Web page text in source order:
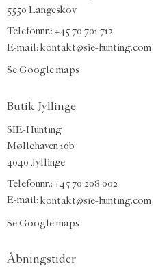
5550 Langeskov
Telefonnr.: +45 70 701 712
E-mail: kontakt@sie-hunting.com
Se Google maps
Butik Jyllinge
SIE-Hunting
Møllehaven 16b
4040 Jyllinge
Telefonnr.: +45 70 208 002
E-mail: kontakt@sie-hunting.com
Se Google maps
Åbningstider